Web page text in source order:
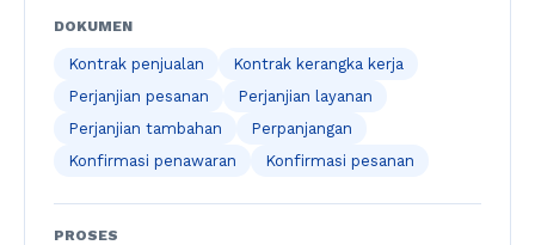
DOKUMEN
Kontrak penjualan
Kontrak kerangka kerja
Perjanjian pesanan
Perjanjian layanan
Perjanjian tambahan
Perpanjangan
Konfirmasi penawaran
Konfirmasi pesanan
PROSES